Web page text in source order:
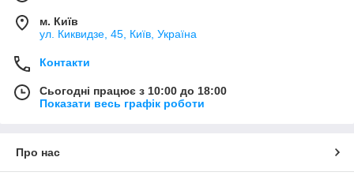
м. Київ
ул. Киквидзе, 45, Київ, Україна
Контакти
Сьогодні працює з 10:00 до 18:00
Показати весь графік роботи
Про нас